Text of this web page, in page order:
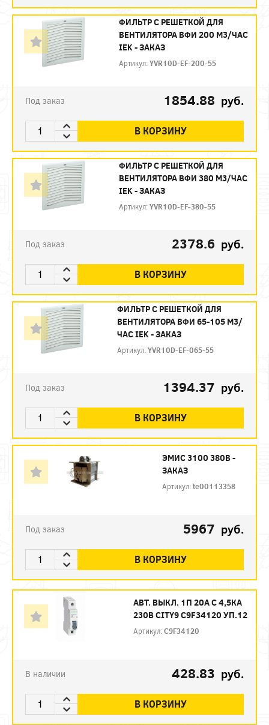
ФИЛЬТР C РЕШЕТКОЙ ДЛЯ
ВЕНТИЛЯТОРА ВФИ 200 М3/ЧАС
IEK - ЗАКАЗ
Артикул:YVR10D-EF-200-55
Под заказ 1854.88 руб.
В КОРЗИНУ
ФИЛЬТР C РЕШЕТКОЙ ДЛЯ
ВЕНТИЛЯТОРА ВФИ 380 М3/ЧАС
IEK - ЗАКАЗ
Артикул:YVR10D-EF-380-55
Под заказ 2378.6 руб.
В КОРЗИНУ
ФИЛЬТР C РЕШЕТКОЙ ДЛЯ
ВЕНТИЛЯТОРА ВФИ 65-105 М3/
ЧАС IEK - ЗАКАЗ
Артикул:YVR10D-EF-065-55
Под заказ 1394.37 руб.
В КОРЗИНУ
ЭМИС 3100 380В -
ЗАКАЗ
Артикул:te00113358
Под заказ 5967 руб.
В КОРЗИНУ
АВТ. ВЫКЛ. 1П 20А С 4,5КА
230В CITY9 C9F34120 УП.12
Артикул:C9F34120
В наличии 428.83 руб.
В КОРЗИНУ